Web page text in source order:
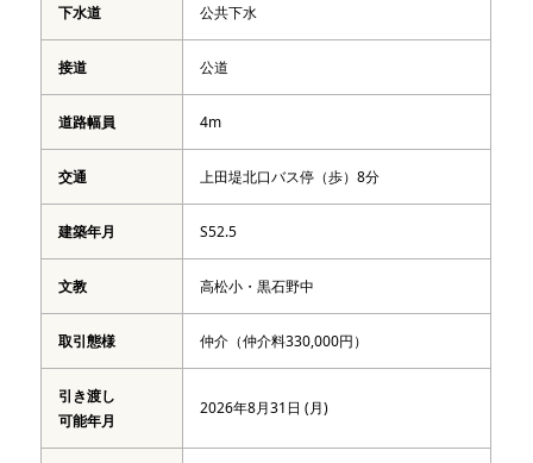
下水道 公共下水
接道 公道
道路幅員 4m
交通 上田堤北口バス停（歩）8分
建築年月 S52.5
文教 高松小・黒石野中
取引態様 仲介（仲介料330,000円）
引き渡し
可能年月
2026年8月31日 (月)